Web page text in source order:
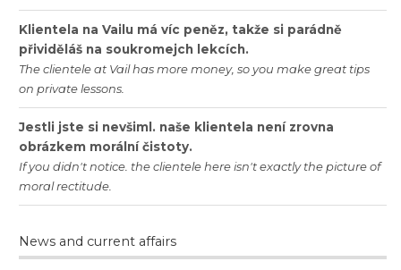
Klientela na Vailu má víc peněz, takže si parádně
přividěláš na soukromejch lekcích.
Theclienteleat Vailhasmoremoney, soyou makegreattips
on privatelessons.
Jestli jste si nevšiml . naše klientela není zrovna
obrázkem morální čistoty.
Ifyou didn'tnotice. theclientelehereisn'texactlythepictureof
moralrectitude.
News and current affairs